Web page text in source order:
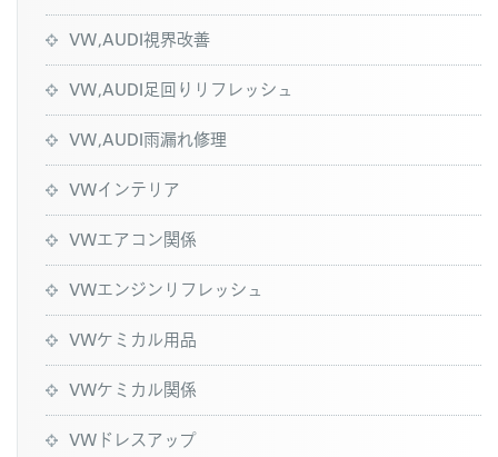
VW,AUDI視界改善
VW,AUDI足回りリフレッシュ
VW,AUDI雨漏れ修理
VWインテリア
VWエアコン関係
VWエンジンリフレッシュ
VWケミカル用品
VWケミカル関係
VWドレスアップ